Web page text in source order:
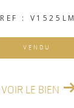
REF : V1525LM
VENDU
VOIR LE BIEN